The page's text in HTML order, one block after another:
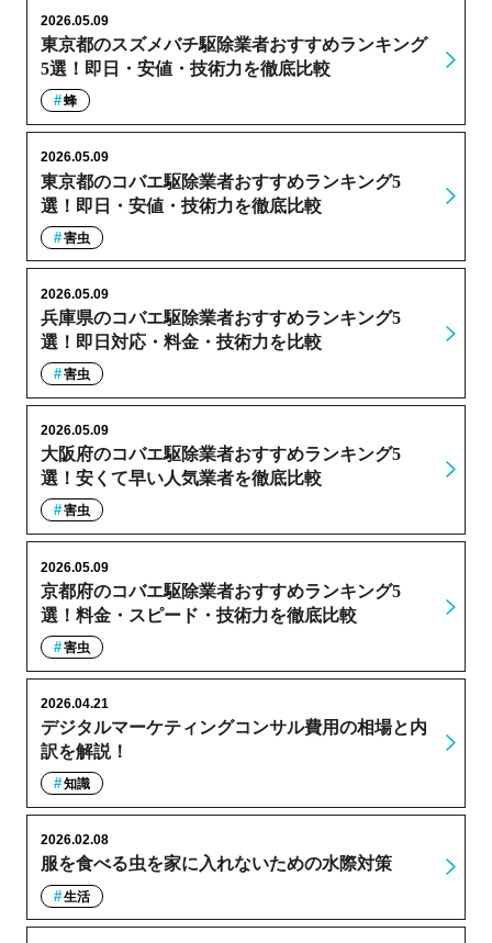
東京都のスズメバチ駆除業者おすすめランキング
5選！即日・安値・技術力を徹底比較
2026.05.09
蜂
東京都のコバエ駆除業者おすすめランキング5
選！即日・安値・技術力を徹底比較
2026.05.09
害虫
兵庫県のコバエ駆除業者おすすめランキング5
選！即日対応・料金・技術力を比較
2026.05.09
害虫
大阪府のコバエ駆除業者おすすめランキング5
選！安くて早い人気業者を徹底比較
2026.05.09
害虫
京都府のコバエ駆除業者おすすめランキング5
選！料金・スピード・技術力を徹底比較
2026.05.09
害虫
デジタルマーケティングコンサル費用の相場と内
訳を解説！
2026.04.21
知識
服を食べる虫を家に入れないための水際対策
2026.02.08
生活